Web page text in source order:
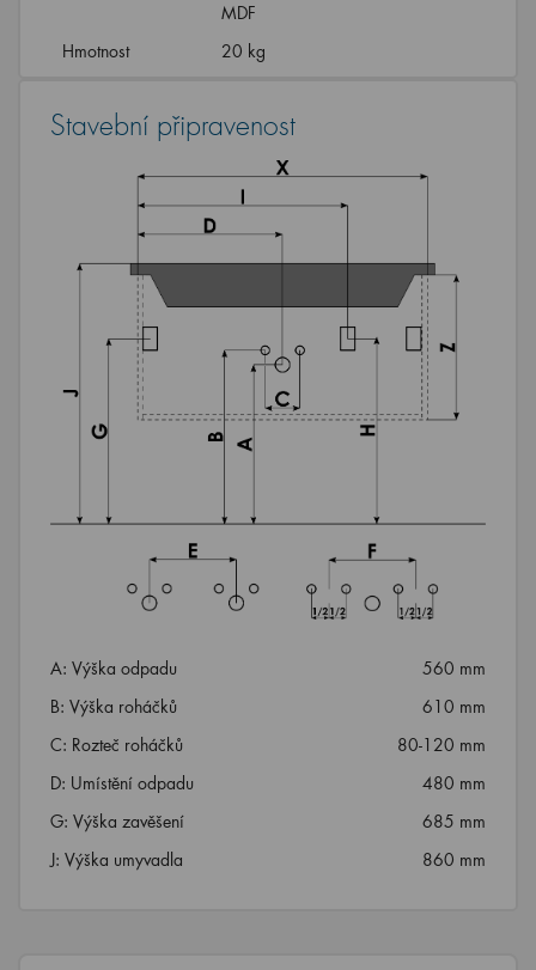
MDF
Hmotnost
20 kg
Stavební připravenost
A: Výška odpadu
560 mm
B: Výška roháčků
610 mm
C: Rozteč roháčků
80-120 mm
D: Umístění odpadu
480 mm
G: Výška zavěšení
685 mm
J: Výška umyvadla
860 mm